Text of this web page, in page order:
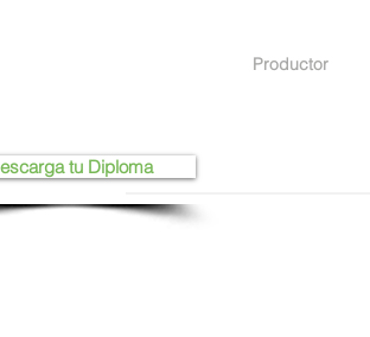
Productor
tu Diploma